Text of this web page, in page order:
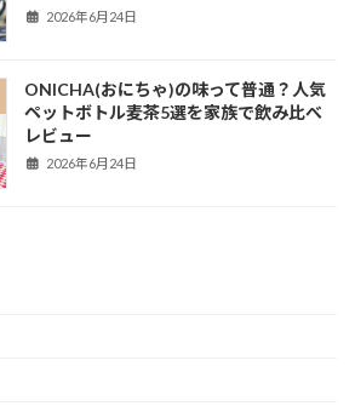
2026年6月24日
ONICHA(おにちゃ)の味って普通？人気
ペットボトル麦茶5選を家族で飲み比べ
レビュー
2026年6月24日